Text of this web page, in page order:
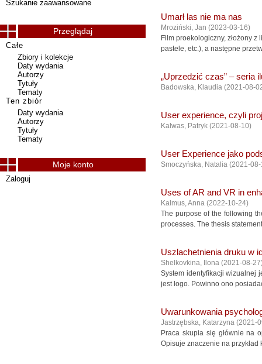
Umarł las nie ma nas
Mroziński, Jan (2023-03-16)
Film proekologiczny, złożony
pastele, etc.), a następne
„Uprzedzić czas” – seria
Badowska, Klaudia (2021-08-
User experience, czyli
Kalwas, Patryk (2021-08-10)
User Experience jako
Smoczyńska, Natalia (2021-
Uses of AR and VR in
Kalmus, Anna (2022-10-24)
The purpose of the following
processes. The thesis
Uszlachetnienia druku w
Shelkovkina, Ilona (2021-08-27
System identyfikacji wizualnej
jest logo. Powinno ono
Uwarunkowania
Jastrzębska, Katarzyna (2021-
Praca skupia się głównie na
Opisuje znaczenie na przykład
Szukanie zaawansowane
Przeglądaj
Całe
Zbiory i kolekcje
Daty wydania
Autorzy
Tytuły
Tematy
Ten zbiór
Daty wydania
Autorzy
Tytuły
Tematy
Moje konto
Zaloguj